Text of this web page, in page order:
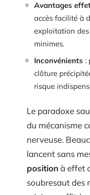
Avantages
accès facilité à
exploitation
minimes.
Inconvénients :
clôture
risque
Le paradoxe
du mécanisme
nerveuse.
lancent sans
positionà effet
soubresaut des